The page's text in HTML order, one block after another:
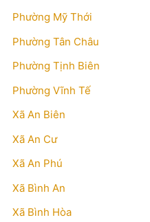
Phường Mỹ Thới
Phường Tân Châu
Phường Tịnh Biên
Phường Vĩnh Tế
Xã An Biên
Xã An Cư
Xã An Phú
Xã Bình An
Xã Bình Hòa